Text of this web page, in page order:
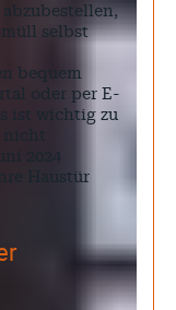
selbst
bequem
oder per E-
ist wichtig zu
nicht
2024
Haustür